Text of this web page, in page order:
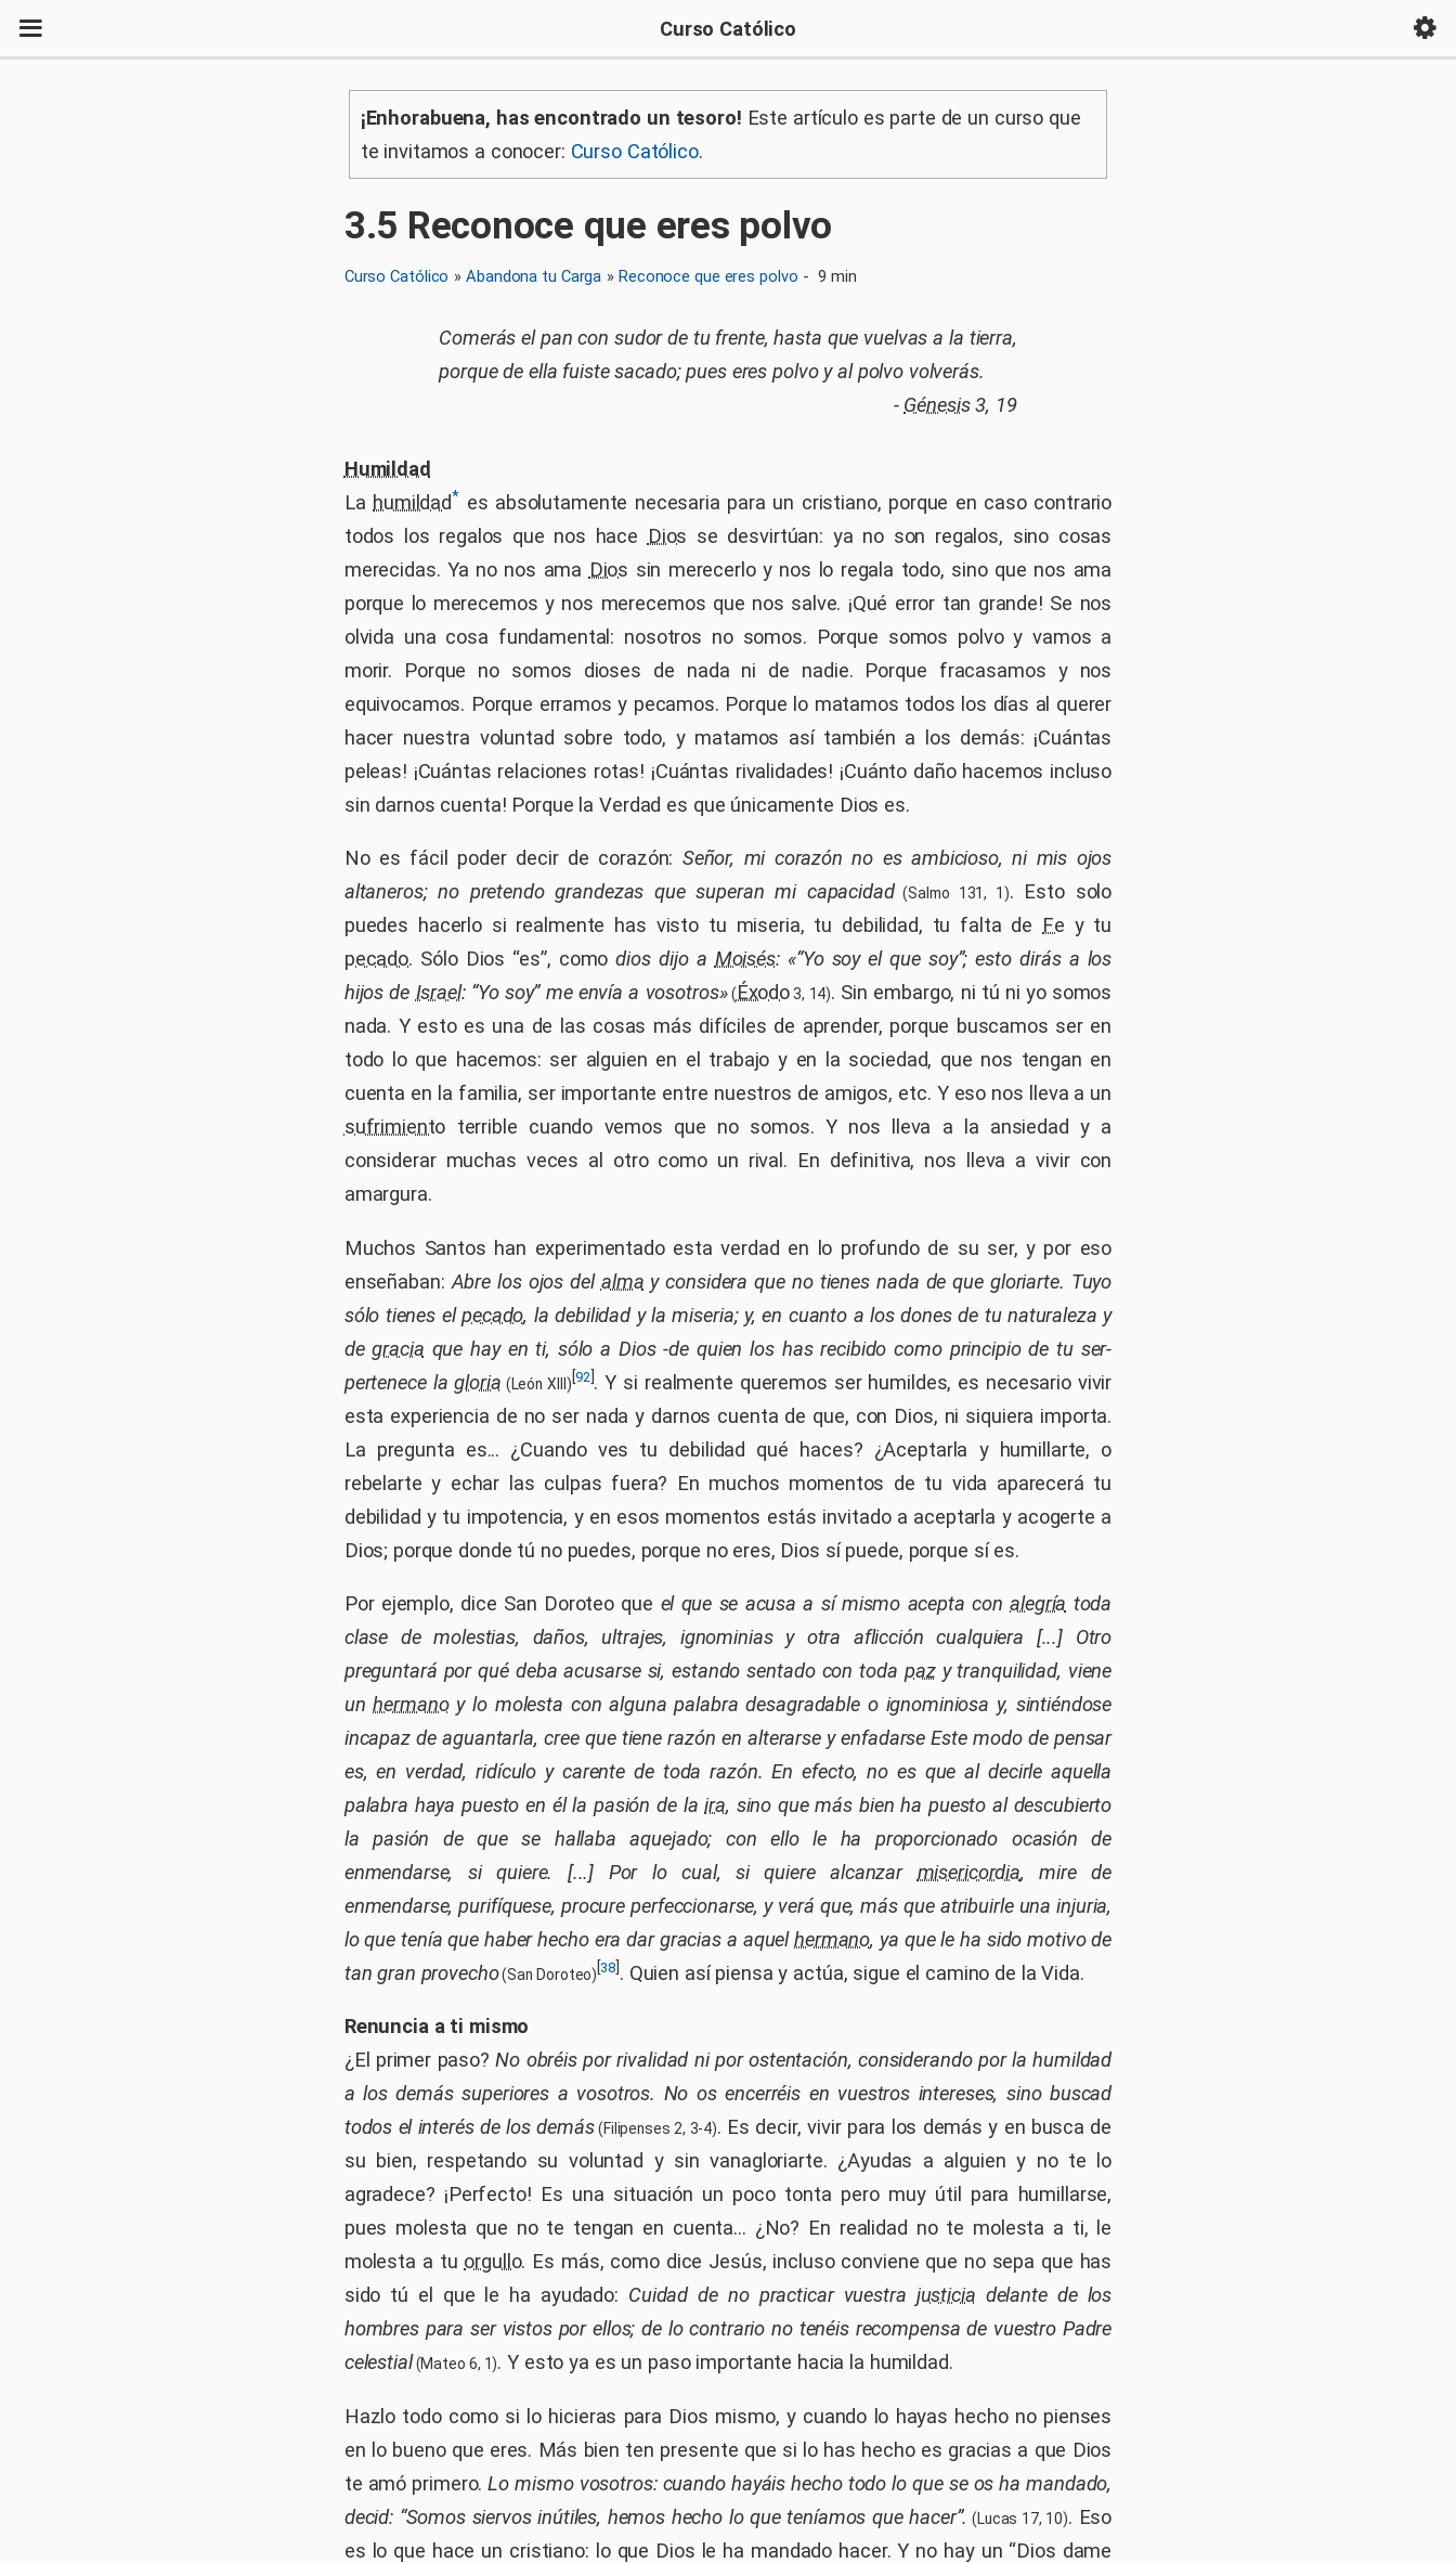
Curso Católico
¡Enhorabuena, has encontrado un tesoro! Este artículo es parte de un curso que
te invitamos a conocer: Curso Católico.
3.5 Reconoce que eres polvo
Curso Católico »Abandona tu Carga » Reconoce que eres polvo - 9 min
Comerás el pan con sudor de tu frente, hasta que vuelvas a la tierra,
porque de ella fuiste sacado; pues eres polvo y al polvo volverás.
- Génesis3, 19
Humildad
La humildad* es absolutamente necesaria para un cristiano, porque en caso contrario
todos los regalos que nos hace Dios se desvirtúan: ya no son regalos, sino cosas
merecidas. Ya no nos ama Dios sin merecerlo y nos lo regala todo, sino que nos ama
porque lo merecemos y nos merecemos que nos salve. ¡Qué error tan grande! Se nos
olvida una cosa fundamental: nosotros no somos. Porque somos polvo y vamos a
morir. Porque no somos dioses de nada ni de nadie. Porque fracasamos y nos
equivocamos. Porque erramos y pecamos. Porque lo matamos todos los días al querer
hacer nuestra voluntad sobre todo, y matamos así también a los demás: ¡Cuántas
peleas! ¡Cuántas relaciones rotas! ¡Cuántas rivalidades! ¡Cuánto daño hacemos incluso
sin darnos cuenta! Porque la Verdad es que únicamente Dios es.
No es fácil poder decir de corazón: Señor, mi corazón no es ambicioso, ni mis ojos
altaneros; no pretendo grandezas que superan mi capacidad(Salmo 131, 1). Esto solo
puedes hacerlo si realmente has visto tu miseria, tu debilidad, tu falta de Fe y tu
pecado. Sólo Dios “es”, comodios dijo a Moisés: «“Yo soy el que soy”; esto dirás a los
hijos de Israel: “Yo soy” me envía a vosotros»(Éxodo3, 14). Sin embargo, ni tú ni yo somos
nada. Y esto es una de las cosas más difíciles de aprender, porque buscamos ser en
todo lo que hacemos: ser alguien en el trabajo y en la sociedad, que nos tengan en
cuenta en la familia, ser importante entre nuestros de amigos, etc. Y eso nos lleva a un
sufrimiento terrible cuando vemos que no somos. Y nos lleva a la ansiedad y a
considerar muchas veces al otro como un rival. En definitiva, nos lleva a vivir con
amargura.
Muchos Santos han experimentado esta verdad en lo profundo de su ser, y por eso
enseñaban: Abre los ojos del alma y considera que no tienes nada de que gloriarte. Tuyo
sólo tienes elpecado, la debilidad y la miseria; y, en cuanto a los dones de tu naturaleza y
degracia que hay en ti, sólo a Dios -de quien los has recibido como principio de tu ser-
pertenece lagloria (León XIII)[92 . Y si realmente queremos ser humildes, es necesario vivir
esta experiencia de no ser nada y darnos cuenta de que, con Dios, ni siquiera importa.
La pregunta es... ¿Cuando ves tu debilidad qué haces? ¿Aceptarla y humillarte, o
rebelarte y echar las culpas fuera? En muchos momentos de tu vida aparecerá tu
debilidad y tu impotencia, y en esos momentos estás invitado a aceptarla y acogerte a
Dios; porque donde tú no puedes, porque no eres, Dios sí puede, porque sí es.
Por ejemplo, dice San Doroteo que el que se acusa a sí mismo acepta conalegría toda
clase de molestias, daños, ultrajes, ignominias y otra aflicción cualquiera [...] Otro
preguntará por qué deba acusarse si, estando sentado con toda pazy tranquilidad, viene
unhermanoy lo molesta con alguna palabra desagradable o ignominiosa y, sintiéndose
incapaz de aguantarla, cree que tiene razón en alterarse y enfadarse Este modo de pensar
es, en verdad, ridículo y carente de toda razón. En efecto, no es que al decirle aquella
palabra haya puesto en él la pasión de laira, sino que más bien ha puesto al descubierto
la pasión de que se hallaba aquejado; con ello le ha proporcionado ocasión de
enmendarse, si quiere. [...] Por lo cual, si quiere alcanzar misericordia, mire de
enmendarse, purifíquese, procure perfeccionarse, y verá que, más que atribuirle una injuria,
lo que tenía que haber hecho era dar gracias a aquelhermano, ya que le ha sido motivo de
tan gran provecho(San Doroteo)[38] . Quien así piensa y actúa, sigue el camino de la Vida.
Renuncia a ti mismo
¿El primer paso?No obréis por rivalidad ni por ostentación, considerando por la humildad
a los demás superiores a vosotros. No os encerréis en vuestros intereses, sino buscad
todos el interés de los demás(Filipenses 2, 3-4). Es decir, vivir para los demás y en busca de
su bien, respetando su voluntad y sin vanagloriarte. ¿Ayudas a alguien y no te lo
agradece? ¡Perfecto! Es una situación un poco tonta pero muy útil para humillarse,
pues molesta que no te tengan en cuenta... ¿No? En realidad no te molesta a ti, le
molesta a tu orgullo. Es más, como dice Jesús, incluso conviene que no sepa que has
sido tú el que le ha ayudado: Cuidad de no practicar vuestra justicia delante de los
hombres para ser vistos por ellos; de lo contrario no tenéis recompensa de vuestro Padre
celestial(Mateo 6, 1). Y esto ya es un paso importante hacia la humildad.
Hazlo todo como si lo hicieras para Dios mismo, y cuando lo hayas hecho no pienses
en lo bueno que eres. Más bien ten presente que si lo has hecho es gracias a que Dios
te amó primero.Lo mismo vosotros: cuando hayáis hecho todo lo que se os ha mandado,
decid: “Somos siervos inútiles, hemos hecho lo que teníamos que hacer”. (Lucas 17, 10). Eso
es lo que hace un cristiano: lo que Dios le ha mandado hacer. Y no hay un “Dios dame